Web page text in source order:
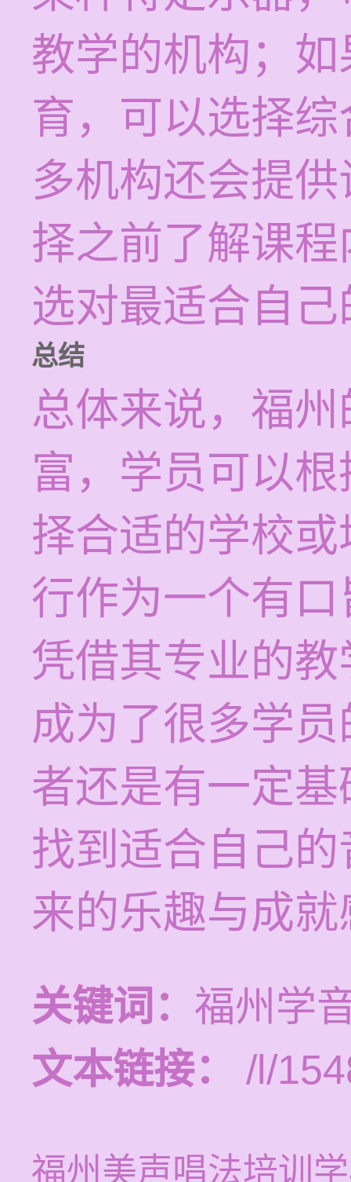
教学的机构；
育，可以选择
多机构还会提
择之前了解课
选对最适合自
总结
总体来说，福
富，学员可以
择合适的学校
行作为一个有
凭借其专业的
成为了很多学
者还是有一定
找到适合自己
来的乐趣与成就
关键词： 福州学
文本链接：
/l/
福州美声唱法培训